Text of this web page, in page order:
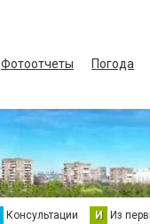
Фотоотчеты Погода
Консультации И Из